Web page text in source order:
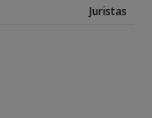
Juristas